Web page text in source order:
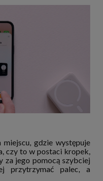
gdzie występuje
czy to w postaci kropek,
za jego pomocą szybciej
przytrzymać palec, a